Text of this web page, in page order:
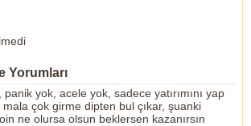
Yorumları
panik yok, acele yok, sadece yatırımını yap
çok girme dipten bul çıkar, şuanki
ne olursa olsun beklersen kazanırsın